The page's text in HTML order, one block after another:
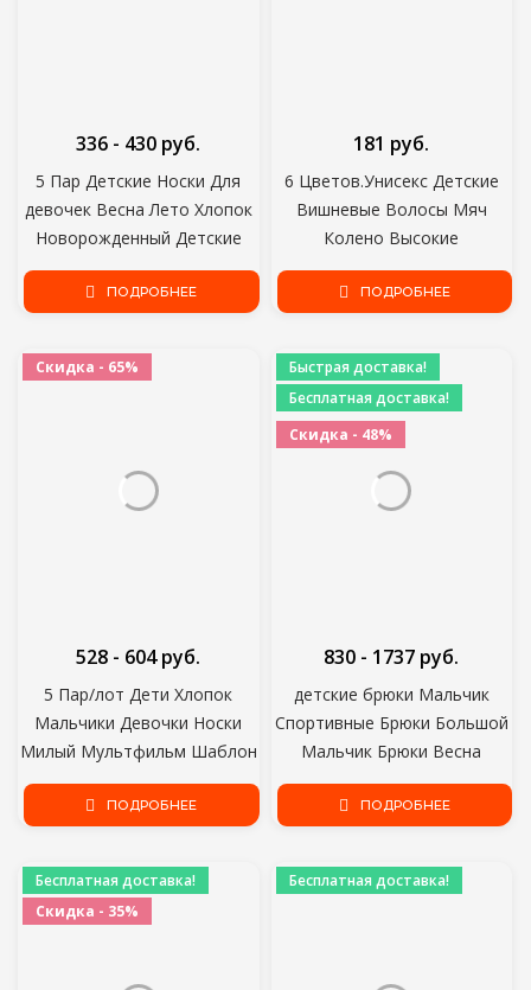
5 Пар Детские Носки Для
девочек Весна Лето Хлопок
Новорожденный Детские
Носки Baby Meias Para Bebe
Детские Носки для Детей
336 - 430 руб.
ПОДРОБНЕЕ
6 Цветов.Унисекс Детские
Вишневые Волосы Мяч
Колено Высокие
Носки.Малыш Малыш В
Трубчатых Носках Для
Вишневый Вязаный носок 2-
6Y
181 руб.
ПОДРОБНЕЕ
Скидка - 65%
5 Пар/лот Дети Хлопок
Мальчики Девочки Носки
Милый Мультфильм Шаблон
Детские Носки Для Ребенка
Мальчик Девочка
Для 1-10Y
528 - 604 руб.
ПОДРОБНЕЕ
Быстрая доставка!
Бесплатная доставка!
Скидка - 48%
детские брюки Мальчик
Спортивные Брюки Большой
Мальчик Брюки Весна
Подросток Весна Малыш
Повседневные Детские
Одежда Возраст 3-12 Лет
830 - 1737 руб.
ПОДРОБНЕЕ
Бесплатная доставка!
Скидка - 35%
Бесплатная доставка!